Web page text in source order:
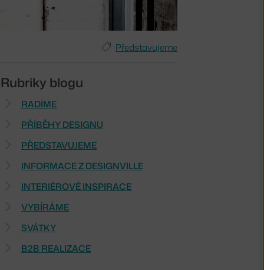
Představujeme
Rubriky blogu
RADÍME
PŘÍBĚHY DESIGNU
PŘEDSTAVUJEME
INFORMACE Z DESIGNVILLE
INTERIÉROVÉ INSPIRACE
VYBÍRÁME
SVÁTKY
B2B REALIZACE